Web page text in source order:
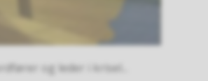
og leder i krisel...